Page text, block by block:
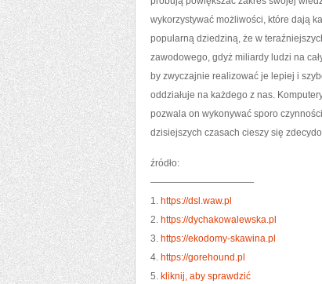
wykorzystywać możliwości, które dają
popularną dziedziną, że w
zawodowego, gdyż miliardy ludzi na
by zwyczajnie realizować je lepiej i
oddziałuje na każdego z nas.
pozwala on wykonywać sporo
dzisiejszych czasach cieszy się
źródło:
———————————
1. https://dsl.waw.pl
2. https://dychakowalewska.pl
3. https://ekodomy-skawina.pl
4. https://gorehound.pl
5. kliknij, aby sprawdzić